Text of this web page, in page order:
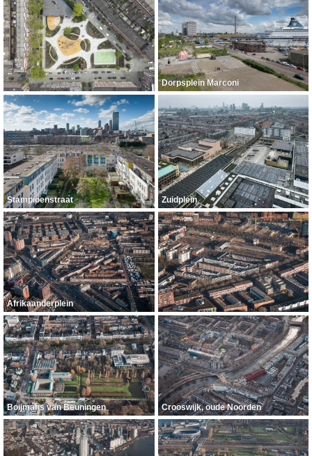
Dorpsplein Marconi
Stampioenstraat Zuidplein
Afrikaanderplein
Boijmans van Beuningen Crooswijk, oude Noorden